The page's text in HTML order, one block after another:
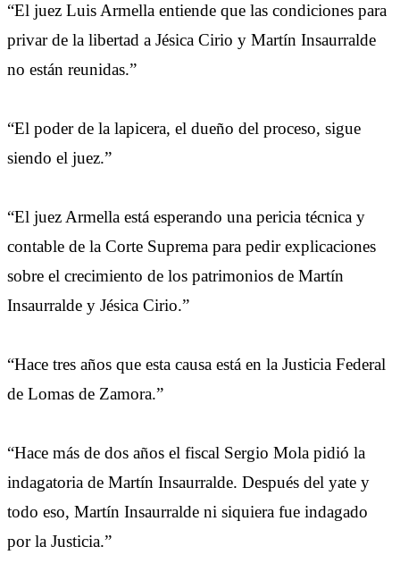
“El juez Luis Armella entiende que las condiciones para
privar de la libertad a Jésica Cirio y Martín Insaurralde
no están reunidas.”
“El poder de la lapicera, el dueño del proceso, sigue
siendo el juez.”
“El juez Armella está esperando una pericia técnica y
contable de la Corte Suprema para pedir explicaciones
sobre el crecimiento de los patrimonios de Martín
Insaurralde y Jésica Cirio.”
“Hace tres años que esta causa está en la Justicia Federal
de Lomas de Zamora.”
“Hace más de dos años el fiscal Sergio Mola pidió la
indagatoria de Martín Insaurralde. Después del yate y
todo eso, Martín Insaurralde ni siquiera fue indagado
por la Justicia.”